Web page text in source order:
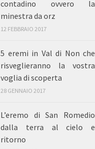
contadino ovvero la
minestra da orz
12 FEBBRAIO 2017
5 eremi in Val di Non che
risveglieranno la vostra
voglia di scoperta
28 GENNAIO 2017
L’eremo di San Romedio
dalla terra al cielo e
ritorno